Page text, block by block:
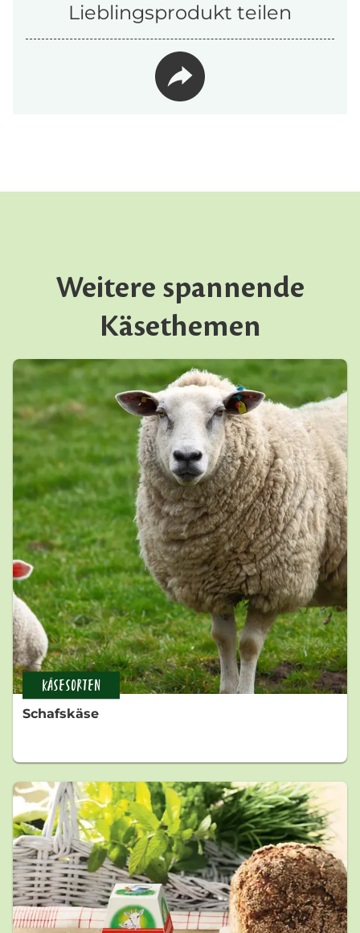
Lieblingsprodukt teilen
Weitere spannende
Käsethemen
KÄSESORTEN
Schafskäse